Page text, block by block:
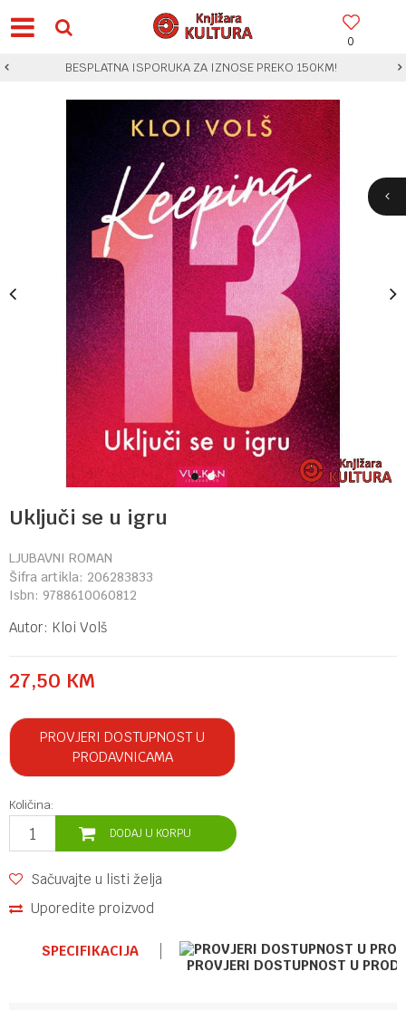
0
BESPLATNA ISPORUKA ZA IZNOSE PREKO 150KM!
1 2
Uključi se u igru
LJUBAVNI ROMAN
Šifra artikla: 206283833
Isbn: 9788610060812
Autor: Kloi Volš
27,50 KM
PROVJERI DOSTUPNOST U
PRODAVNICAMA
Količina:
DODAJ U KORPU
Sačuvajte u listi želja
Uporedite proizvod
SPECIFIKACIJA
PROVJERI DOSTUPNOST U